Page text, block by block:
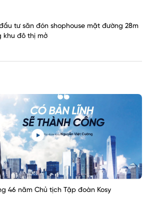
tư săn đón shophouse mặt đường 28m
khu đô thị mở
46 năm Chủ tịch Tập đoàn Kosy